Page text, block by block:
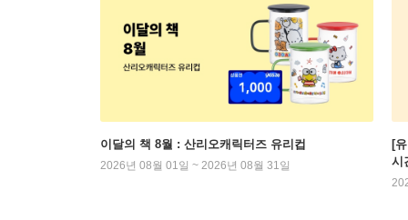
이달의 책 8월 : 산리오캐릭터즈 유리컵
2026년 08월 01일 ~ 2026년 08월 31일
[
시